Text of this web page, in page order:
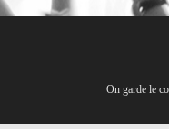
On garde le